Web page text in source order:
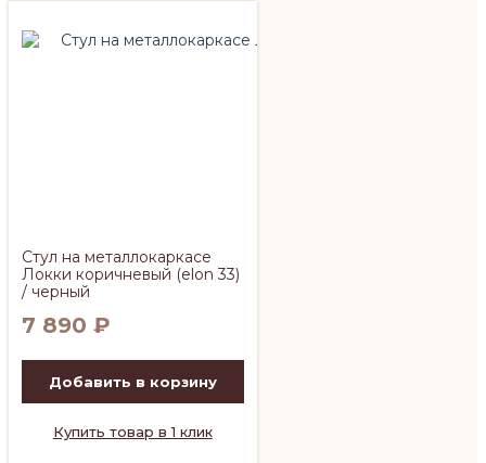
Стул на металлокаркасе
Локки коричневый (elon 33)
/ черный
7 890 ₽
Добавить в корзину
Купить товар в 1 клик